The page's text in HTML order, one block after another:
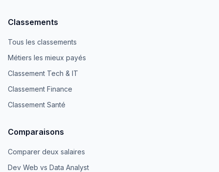
Classements
Tous les classements
Métiers les mieux payés
Classement Tech & IT
Classement Finance
Classement Santé
Comparaisons
Comparer deux salaires
Dev Web vs Data Analyst